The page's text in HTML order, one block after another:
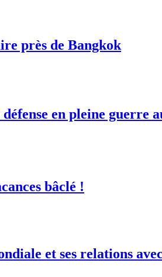
près de Bangkok
en pleine guerre
bâclé !
et ses relations